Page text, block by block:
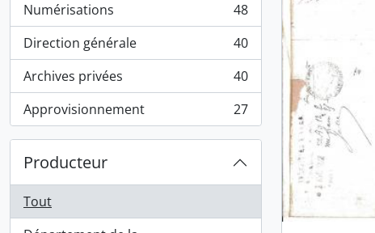
Numérisations
, 48 résultats
48
Direction générale
, 40 résultats
40
Archives privées
, 40 résultats
40
Approvisionnement
, 27 résultats 27
Producteur
Tout